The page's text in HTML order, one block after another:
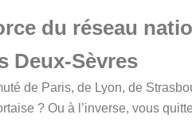
du réseau
Deux-Sèvres
de Paris, de Lyon, de
? Ou à l’inverse, vous